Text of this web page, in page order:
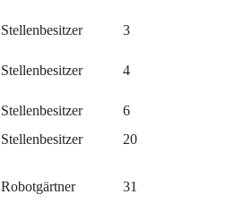
Stellenbesitzer 3
Stellenbesitzer 4
Stellenbesitzer
6
Stellenbesitzer
20
Robotgärtner 31